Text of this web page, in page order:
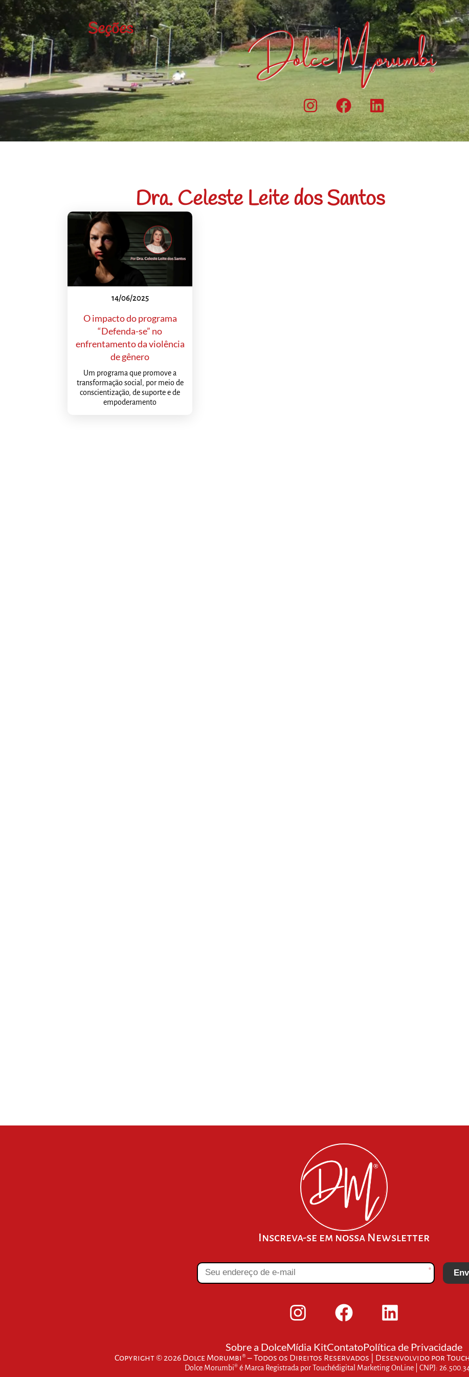
Seções
Dra. Celeste Leite dos Santos
14/06/2025
O impacto do programa
“Defenda-se” no
enfrentamento da violência
de gênero
Um programa que promove a
transformação social, por meio de
conscientização, de suporte e de
empoderamento
Inscreva-se em nossa Newsletter
*
Sobre a DolceMídia KitContatoPolítica de Privacidade
Copyright © 2026 Dolce Morumbi® – Todos os Direitos Reservados | Desenvolvido por
Dolce Morumbi® é Marca Registrada por Touchédigital Marketing OnLine | CNPJ: